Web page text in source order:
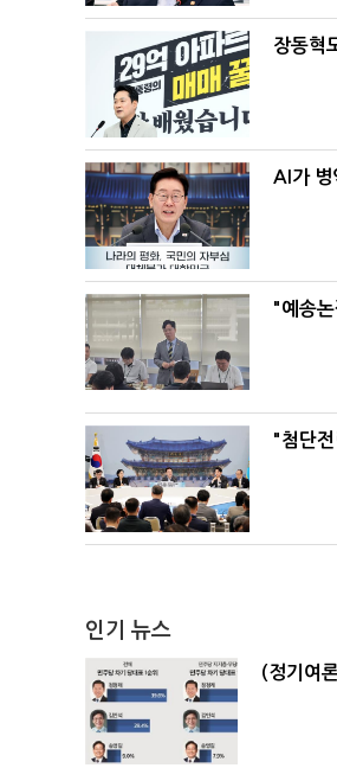
장동혁
AI가 병
"예송
"첨단
인기 뉴스
(정기여